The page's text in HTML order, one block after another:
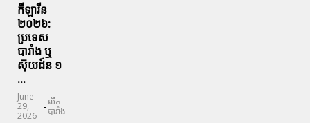
កីឡារីន​
២០២៦:
ប្រទេស​
បារាំង​ ឬ​
ស៊ុយដ៍ន​ ១
...
June
29,
2026
- លីក
បារាំង